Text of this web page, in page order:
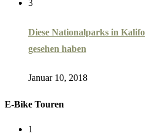
3
Diese Nationalparks in
gesehen haben
Januar 10, 2018
E-Bike Touren
1